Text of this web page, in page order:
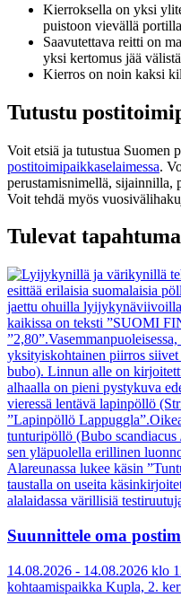
Kierroksella on yksi
puistoon vievällä
Saavutettava reitti on
yksi kertomus jää
Kierros on noin kaksi
Tutustu
Voit etsiä ja tutustua Suomen
postitoimipaikkaselaimessa.
perustamisnimellä, sijainnilla,
Voit tehdä myös
Tulevat
Suunnittele oma
14.08.2026 - 14.08.2026 klo
kohtaamispaikka Kupla, 2.